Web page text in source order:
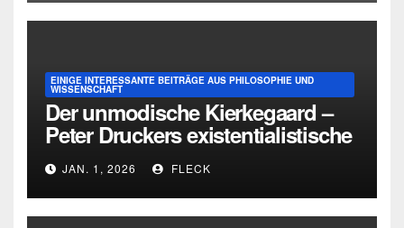
EINIGE INTERESSANTE BEITRÄGE AUS PHILOSOPHIE UND
WISSENSCHAFT
Der unmodische Kierkegaard –
Peter Druckers existentialistische
Intervention von 1933
JAN. 1, 2026 FLECK